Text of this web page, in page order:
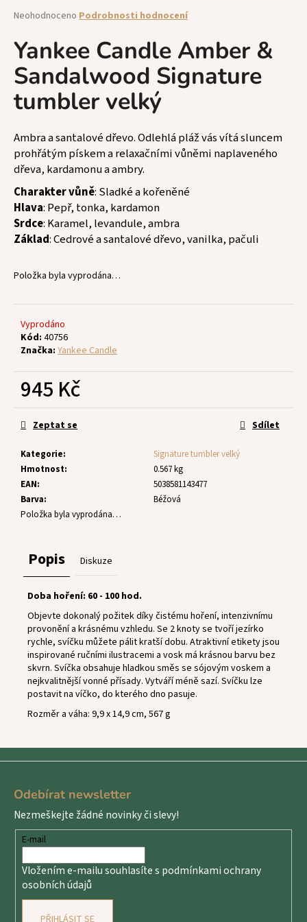
Průměrné
produktu
je
0,0
z
5
hvězdiček.
Neohodnoceno Podrobnosti hodnocení
Yankee Candle Amber &
Sandalwood Signature
tumbler velký
Ambra a santalové dřevo. Odlehlá pláž vás vítá sluncem
prohřátým pískem a relaxačními vůněmi naplaveného
dřeva, kardamonu a ambry.
Charakter vůně: Sladké a kořeněné
Hlava: Pepř, tonka, kardamon
Srdce: Karamel, levandule, ambra
Základ: Cedrové a santalové dřevo, vanilka, pačuli
Položka byla vyprodána…
Vyprodáno
Kód: 40756
Značka: Yankee Candle
945 Kč
Měrná
cena:
Kategorie:
Signature tumbler velký
Hmotnost:
0.567 kg
EAN:
5038581143477
Barva:
Béžová
Položka byla vyprodána…
Zeptat se Sdílet
Popis Diskuze
Doba hoření: 60 - 100 hod.
Objevte dokonalý požitek díky čistému hoření, intenzivnímu
provonění a krásnému vzhledu. Se 2 knoty se tvoří jezírko
rychle, svíčku můžete pálit kratší dobu. Atraktivní etikety jsou
inspirované ručními ilustracemi a vosk má krásnou barvu bez
skvrn. Svíčka obsahuje hladkou směs se sójovým voskem a
nejkvalitnější vonné přísady. Vytváří méně sazí. Svíčku lze
postavit na víčko, do kterého dno pasuje.
Rozměr a váha: 9,9 x 14,9 cm, 567 g
a
j
í
t
?
HLEDAT
D
o
p
r
č
u
m
Odebírat newsletter
Nezmeškejte žádné novinky či slevy!
E-mail
Vložením e-mailu souhlasíte s podmínkami ochrany
osobních údajů
PŘIHLÁSIT SE